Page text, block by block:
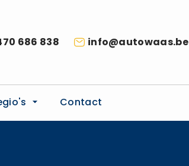
686 838 info@autowaas.be
Contact